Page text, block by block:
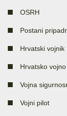
OSRH
Postani
Hrvatski vojnik
Hrvatsko
Vojna
Vojni pilot